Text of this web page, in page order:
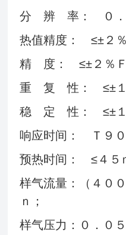
分 辨 率： ０．
热值精度： ≤±２
精 度： ≤±２％
重 复 性： ≤±１
稳 定 性： ≤±１
响应时间： Ｔ９
预热时间： ≤４
样气流量：（４０
ｎ；
样气压力：０．０